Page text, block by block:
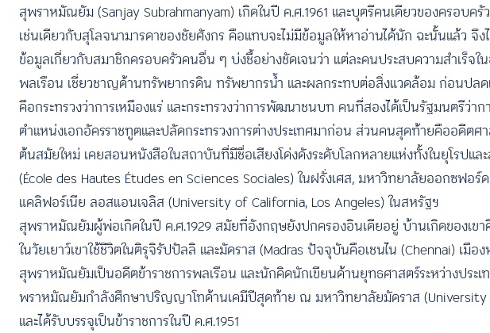
สุพราหมัณยัม (Sanjay Subrahmanyam) เกิดในปี ค.ศ.1961 และบุตรีคนเดียวของครอบครั
เช่นเดียวกับสุโลจนามารดาของชัยศังกร คือแทบจะไม่มีข้อมูลให้หาอ่านได้นัก ฉะนั้นแล้ว จึ
ข้อมูลเกี่ยวกับสมาชิกครอบครัวคนอื่น ๆ บ่งชี้อย่างชัดเจนว่า แต่ละคนประสบความสำเร็จ
พลเรือน เชี่ยวชาญด้านทรัพยากรดิน ทรัพยากรน้ำ และผลกระทบต่อสิ่งแวดล้อม ก่อนปล
คือกระทรวงว่าการเหมืองแร่ และกระทรวงว่าการพัฒนาชนบท คนที่สองได้เป็นรัฐมนตรีว่า
ตำแหน่งเอกอัครราชทูตและปลัดกระทรวงการต่างประเทศมาก่อน ส่วนคนสุดท้ายคืออดีต
ต้นสมัยใหม่ เคยสอนหนังสือในสถาบันที่มีชื่อเสียงโด่งดังระดับโลกหลายแห่งทั้งในยุโรปแ
(École des Hautes Études en Sciences Sociales) ในฝรั่งเศส, มหาวิทยาลัยออกซฟอ
แคลิฟอร์เนีย ลอสแอนเจลิส (University of California, Los Angeles) ในสหรัฐฯ
สุพราหมัณยัมผู้พ่อเกิดในปี ค.ศ.1929 สมัยที่อังกฤษยังปกครองอินเดียอยู่ บ้านเกิดของเ
ในวัยเยาว์เขาใช้ชีวิตในติรุจิรัปปัลลิ และมัดราส (Madras ปัจจุบันคือเชนไน (Chennai) เมื
สุพราหมัณยัมเป็นอดีตข้าราชการพลเรือน และนักคิดนักเขียนด้านยุทธศาสตร์ระหว่างประ
พราหมัณยัมกำลังศึกษาปริญญาโทด้านเคมีปีสุดท้าย ณ มหาวิทยาลัยมัดราส (University
และได้รับบรรจุเป็นข้าราชการในปี ค.ศ.1951